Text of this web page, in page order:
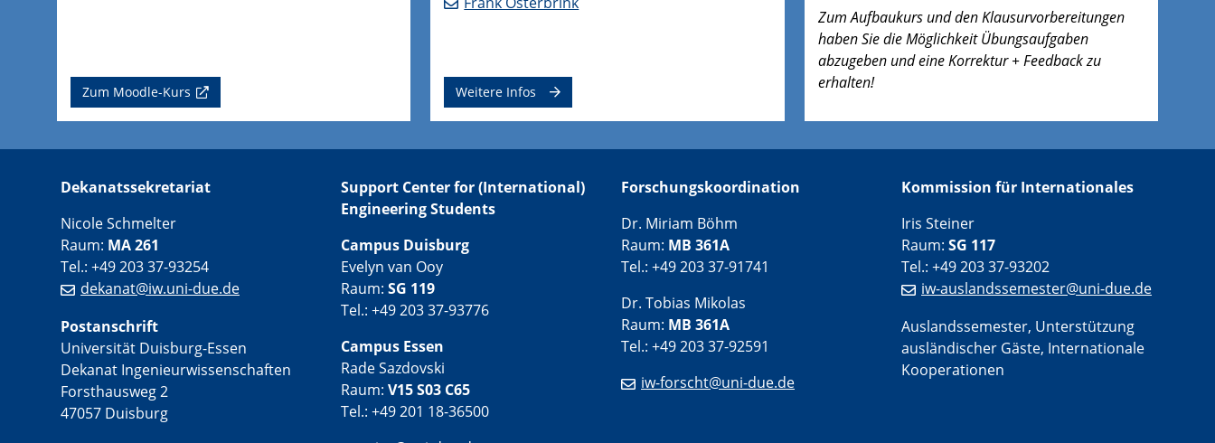
Zum Moodle-Kurs Weitere Infos
Zum Aufbaukurs und den Klausurvorbereitungen
haben Sie die Möglichkeit Übungsaufgaben
abzugeben und eine Korrektur + Feedback zu
erhalten!
Dekanatssekretariat
Nicole Schmelter
Raum: MA 261
Tel.: +49 203 37-93254
dekanat@iw.uni-due.de
Postanschrift
Universität Duisburg-Essen
Dekanat Ingenieurwissenschaften
Forsthausweg 2
47057 Duisburg
Support Center for (International)
Engineering Students
Campus Duisburg
Evelyn van Ooy
Raum: SG 119
Tel.: +49 203 37-93776
Campus Essen
Rade Sazdovski
Raum: V15 S03 C65
Tel.: +49 201 18-36500
Forschungskoordination
Dr. Miriam Böhm
Raum: MB 361A
Tel.: +49 203 37-91741
Dr. Tobias Mikolas
Raum: MB 361A
Tel.: +49 203 37-92591
iw-forscht@uni-due.de
Kommission für Internationales
Iris Steiner
Raum: SG 117
Tel.: +49 203 37-93202
iw-auslandssemester@uni-due.de
Auslandssemester, Unterstützung
ausländischer Gäste, Internationale
Kooperationen